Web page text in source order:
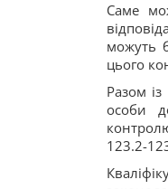
Саме
можуть
цього
Разом
особи
123.2-